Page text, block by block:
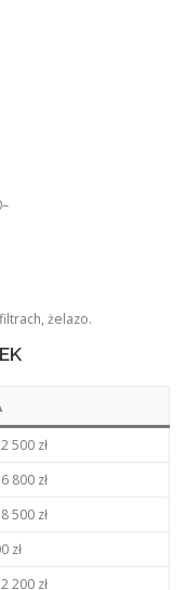
żelazo.
500 zł
800 zł
500 zł
zł
200 zł